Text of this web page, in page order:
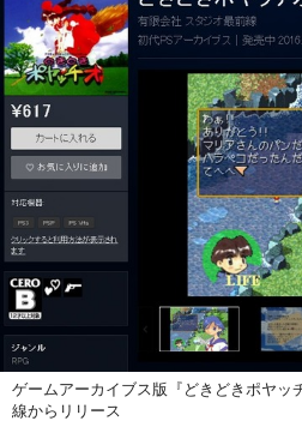
ゲームアーカイブス版『どきどきポヤッ
線からリリース